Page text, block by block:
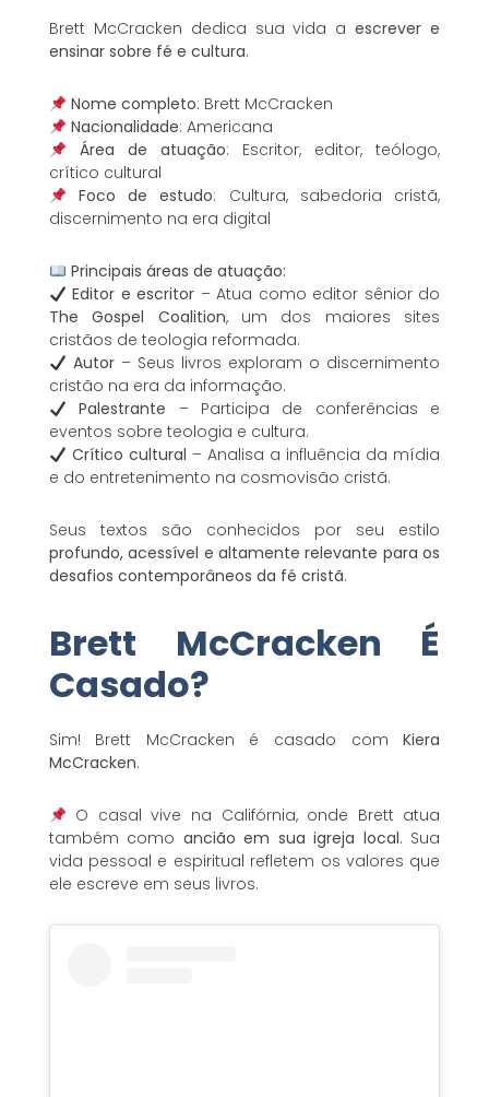
Brett McCracken dedica sua vida aescrever e
ensinar sobre fé e cultura.
Nome completo: Brett McCracken
Nacionalidade: Americana
Área de atuação: Escritor, editor, teólogo,
crítico cultural
Foco de estudo: Cultura, sabedoria cristã,
discernimento na era digital
Principais áreas de atuação:
Editor e escritor – Atua como editor sênior do
The Gospel Coalition, um dos maiores sites
cristãos de teologia reformada.
Autor– Seus livros exploram o discernimento
cristão na era da informação.
Palestrante – Participa de conferências e
eventos sobre teologia e cultura.
Crítico cultural – Analisa a influência da mídia
e do entretenimento na cosmovisão cristã.
Seus textos são conhecidos por seu estilo
profundo, acessível e altamente relevante para os
desafios contemporâneos da fé cristã.
Brett McCracken É
Casado?
Sim! Brett McCracken é casado comKiera
McCracken.
O casal vive na Califórnia, onde Brett atua
também como ancião em sua igreja local. Sua
vida pessoal e espiritual refletem os valores que
ele escreve em seus livros.